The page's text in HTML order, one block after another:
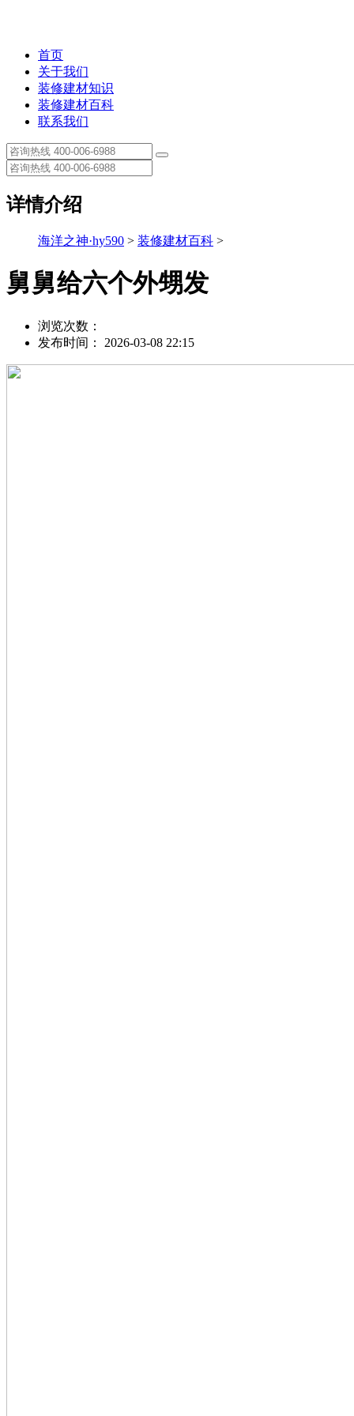
首页
关于我们
装修建材知识
装修建材百科
联系我们
详情介绍
海洋之神·hy590 > 装修建材百科 >
舅舅给六个外甥发
浏览次数：
发布时间： 2026-03-08 22:15